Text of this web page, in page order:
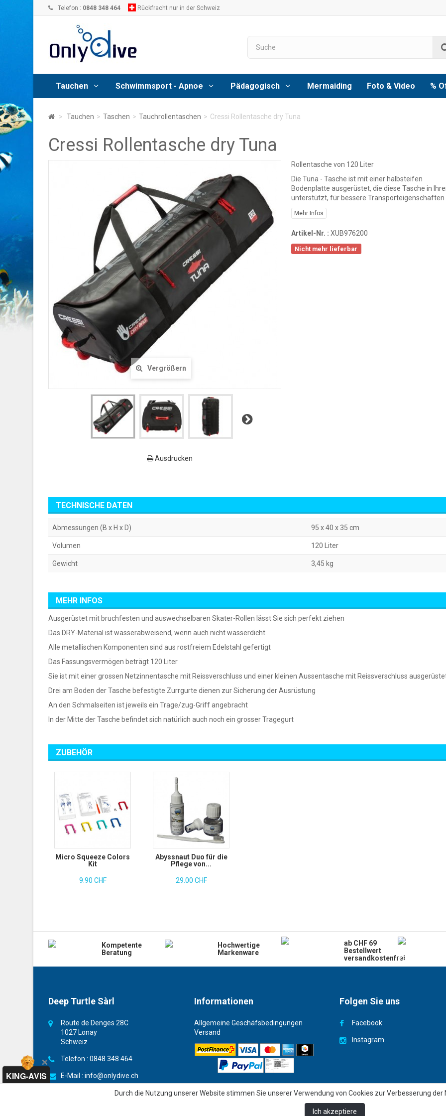
Telefon : 0848 348 464 Rückfracht nur in der Schweiz
Tauchen Schwimmsport - Apnoe Pädagogisch Mermaiding Foto & Video %
> Tauchen > Taschen > Tauchrollentaschen > Cressi Rollentasche dry Tuna
Cressi Rollentasche dry Tuna
Vergrößern
Weiter
Ausdrucken
Rollentasche von 120 Liter
Die Tuna - Tasche ist mit einer halbsteifen
Bodenplatte ausgerüstet, die diese Tasche in
unterstützt, für bessere Transporteigenschaften
Mehr Infos
Artikel-Nr. : XUB976200
Nicht mehr lieferbar
TECHNISCHE DATEN
Abmessungen (B x H x D) 95 x 40 x 35 cm
Volumen 120 Liter
Gewicht 3,45 kg
MEHR INFOS
Ausgerüstet mit bruchfesten und auswechselbaren Skater-Rollen lässt Sie sich perfekt ziehen
Das DRY-Material ist wasserabweisend, wenn auch nicht wasserdicht
Alle metallischen Komponenten sind aus rostfreiem Edelstahl gefertigt
Das Fassungsvermögen beträgt 120 Liter
Sie ist mit einer grossen Netzinnentasche mit Reissverschluss und einer kleinen Aussentasche mit Reissverschluss
Drei am Boden der Tasche befestigte Zurrgurte dienen zur Sicherung der Ausrüstung
An den Schmalseiten ist jeweils ein Trage/zug-Griff angebracht
In der Mitte der Tasche befindet sich natürlich auch noch ein grosser Tragegurt
ZUBEHÖR
Micro Squeeze Colors
Kit
9.90 CHF
Abyssnaut Duo für die
Pflege von...
29.00 CHF
Kompetente
Beratung
Hochwertige
Markenware
ab CHF 69
Bestellwert
versandkostenfrei
Deep Turtle Sàrl
Route de Denges 28C
1027 Lonay
Schweiz
Telefon : 0848 348 464
E-Mail : info@onlydive.ch
Informationen
Allgemeine Geschäfsbedingungen
Versand
© 2026 Copyright - Deep Turtle Sàrl |
Folgen Sie uns
Facebook
Instagram
Durch die Nutzung unserer Website stimmen Sie unserer Verwendung von Cookies zur Verbesserung der
Ich akzeptiere
KING-AVIS